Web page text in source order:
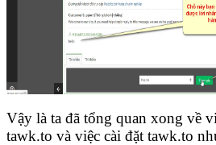
Vậy là ta đã tổng quan xong về
tawk.to và việc cài đặt tawk.to